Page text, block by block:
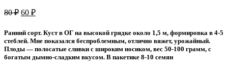
80₽ Первоначальная
составляла
80 ₽.
60 ₽Текущая
60 ₽.
Ранний сорт. Куст в ОГ на высокой грядке около 1,5 м, формировка в 4-5
стеблей. Мне показался беспроблемным, отлично вяжет, урожайный.
Плоды — полосатые сливки с широким носиком, вес 50-100 грамм, с
богатым дымно-сладким вкусом. В пакетике 8-10 семян